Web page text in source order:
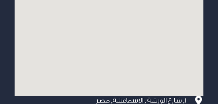
1, شارع الورشة , الاسماعيلية, مصر